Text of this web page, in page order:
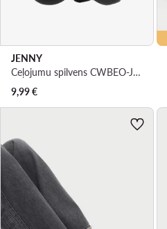
JENNY
Ceļojumu spilvens CWBEO-JNY-001-AW26 Melns
9,99€